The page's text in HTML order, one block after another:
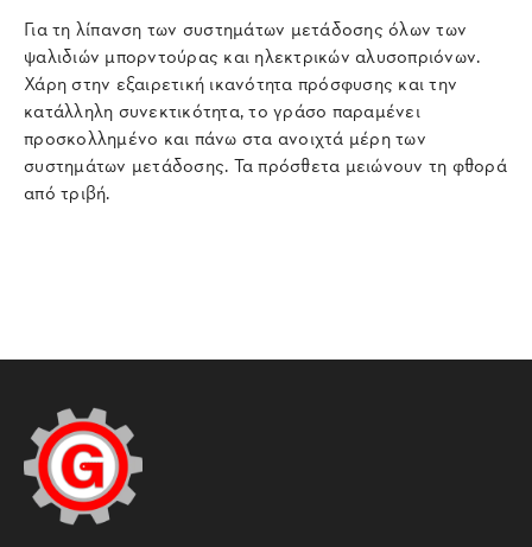
Για τη λίπανση των συστημάτων μετάδοσης όλων των
ψαλιδιών μπορντούρας και ηλεκτρικών αλυσοπριόνων.
Χάρη στην εξαιρετική ικανότητα πρόσφυσης και την
κατάλληλη συνεκτικότητα, το γράσο παραμένει
προσκολλημένο και πάνω στα ανοιχτά μέρη των
συστημάτων μετάδοσης. Τα πρόσθετα μειώνουν τη φθορά
από τριβή.